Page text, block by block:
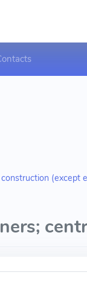
(except